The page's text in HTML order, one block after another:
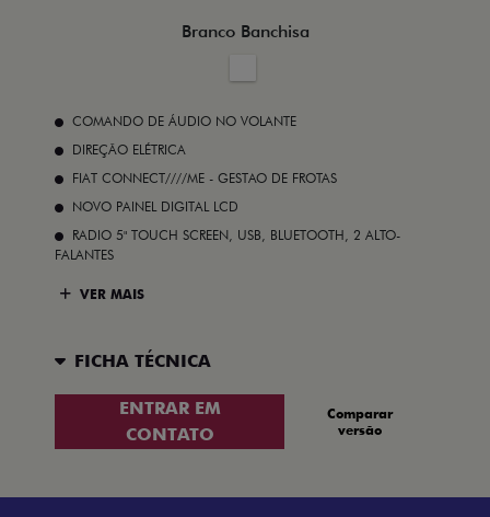
Branco Banchisa
COMANDO DE ÁUDIO NO VOLANTE
DIREÇÃO ELÉTRICA
FIAT CONNECT////ME - GESTAO DE FROTAS
NOVO PAINEL DIGITAL LCD
RADIO 5" TOUCH SCREEN, USB, BLUETOOTH, 2 ALTO-
FALANTES
VER MAIS
FICHA TÉCNICA
ENTRAR EM
CONTATO
Comparar
versão